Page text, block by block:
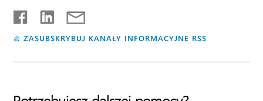
ZASUBSKRYBUJ KANAŁY INFORMACYJNE RSS